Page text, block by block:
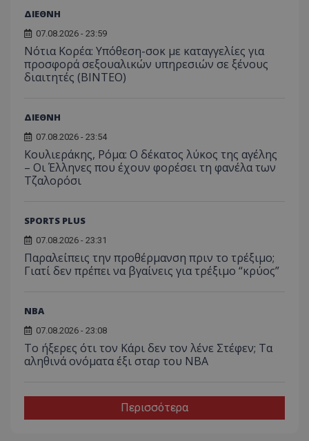
ΔΙΕΘΝΗ
07.08.2026 - 23:59
Νότια Κορέα: Υπόθεση-σοκ με καταγγελίες για
προσφορά σεξουαλικών υπηρεσιών σε ξένους
διαιτητές (BINTEO)
ΔΙΕΘΝΗ
07.08.2026 - 23:54
Κουλιεράκης, Ρόμα: Ο δέκατος λύκος της αγέλης
– Οι Έλληνες που έχουν φορέσει τη φανέλα των
Τζαλορόσι
SPORTS PLUS
07.08.2026 - 23:31
Παραλείπεις την προθέρμανση πριν το τρέξιμο;
Γιατί δεν πρέπει να βγαίνεις για τρέξιμο “κρύος”
NBA
07.08.2026 - 23:08
Το ήξερες ότι τον Κάρι δεν τον λένε Στέφεν; Τα
αληθινά ονόματα έξι σταρ του NBA
Περισσότερα